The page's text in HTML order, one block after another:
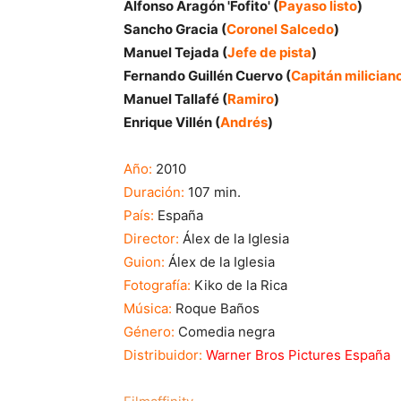
Alfonso Aragón 'Fofito' (Payaso listo)
Sancho Gracia (Coronel Salcedo)
Manuel Tejada (Jefe de pista)
Fernando Guillén Cuervo (Capitán
Manuel Tallafé (Ramiro)
Enrique Villén (Andrés)
Año: 2010
Duración: 107 min.
País: España
Director: Álex de la Iglesia
Guion: Álex de la Iglesia
Fotografía: Kiko de la Rica
Música: Roque Baños
Género: Comedia negra
Distribuidor: Warner Bros Pictures España